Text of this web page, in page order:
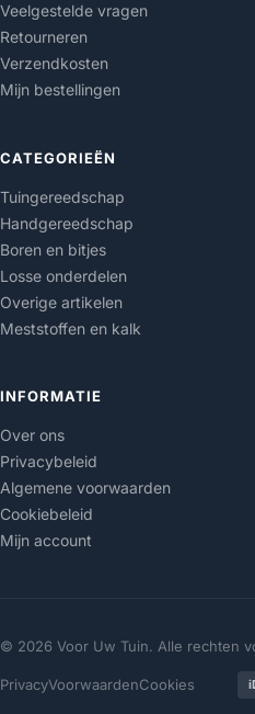
Veelgestelde vragen
Retourneren
Verzendkosten
Mijn bestellingen
CATEGORIEËN
Tuingereedschap
Handgereedschap
Boren en bitjes
Losse onderdelen
Overige artikelen
Meststoffen en kalk
INFORMATIE
Over ons
Privacybeleid
Algemene voorwaarden
Cookiebeleid
Mijn account
© 2026 Voor Uw Tuin. Alle rechten
PrivacyVoorwaardenCookies